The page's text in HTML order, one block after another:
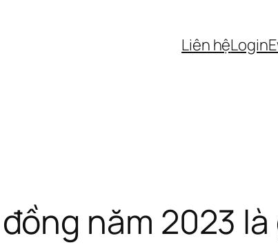
Liên hệLogin
năm 2023 là